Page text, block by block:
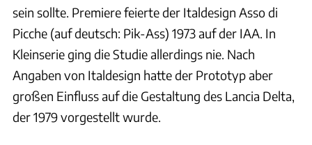
sein sollte. Premiere feierte der Italdesign Asso di
Picche (auf deutsch: Pik-Ass) 1973 auf der IAA. In
Kleinserie ging die Studie allerdings nie. Nach
Angaben von Italdesign hatte der Prototyp aber
großen Einfluss auf die Gestaltung des Lancia Delta,
der 1979 vorgestellt wurde.